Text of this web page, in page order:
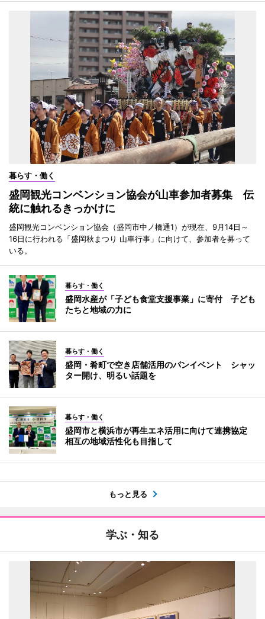
暮らす・働く
盛岡観光コンベンション協会が山車参加者募集 伝
統に触れるきっかけに
盛岡観光コンベンション協会（盛岡市中ノ橋通1）が現在、9月14日～
16日に行われる「盛岡秋まつり 山車行事」に向けて、参加者を募って
いる。
暮らす・働く
盛岡水産が「子ども食堂支援事業」に寄付 子ども
たちと地域の力に
暮らす・働く
盛岡・肴町で空き店舗活用のパンイベント シャッ
ター開け、明るい話題を
暮らす・働く
盛岡市と横浜市が再生エネ活用に向けて連携協定
相互の地域活性化も目指して
もっと見る
学ぶ・知る